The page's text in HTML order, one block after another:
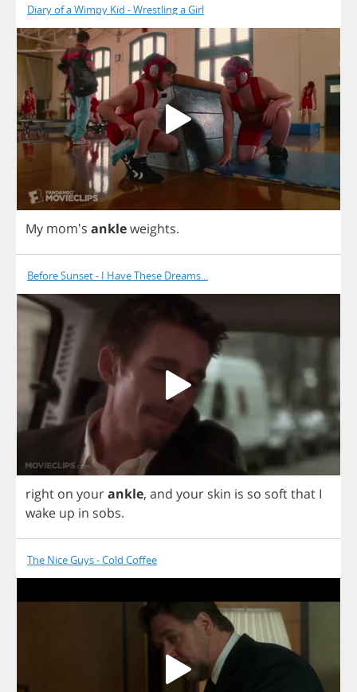
Diary of a Wimpy Kid - Wrestling a Girl
My mom's ankleweights.
Before Sunset - I Have These Dreams...
right on yourankle, and your skin is so softthat I
wake up in sobs.
The Nice Guys - Cold Coffee